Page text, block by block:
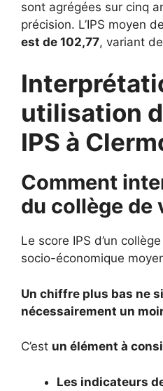
sont agrégées sur cinq
précision. L’IPS moyen
est de 102,77, variant
utilisation
IPS à
Comment
du collège de
Le score IPS d’un
socio-économique
Un chiffre plus bas ne
nécessairement un
C’est un élément à
Les indicateurs